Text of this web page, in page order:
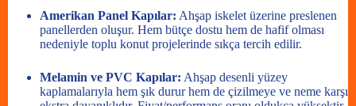
Amerikan Panel Kapılar: Ahşap iskelet üzerine preslenen
panellerden oluşur. Hem bütçe dostu hem de hafif olması
nedeniyle toplu konut projelerinde sıkça tercih edilir.
Melamin ve PVC Kapılar: Ahşap desenli yüzey
kaplamalarıyla hem şık durur hem de çizilmeye ve neme karşı